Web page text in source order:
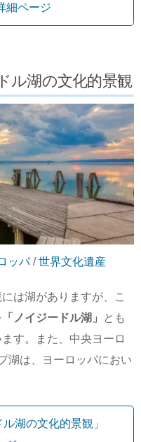
細ページ
ル湖の文化的景観
ッパ/世界文化遺産
は湖がありますが、こ
「ノイジードル湖」
とも
す。また、中央ヨーロ
湖は、ヨーロッパにおい
湖の文化的景観」